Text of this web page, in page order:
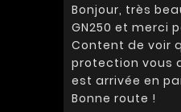
Bonjour, très
GN250 et merci
Content de voir
protection vous
est arrivée en
Bonne route !